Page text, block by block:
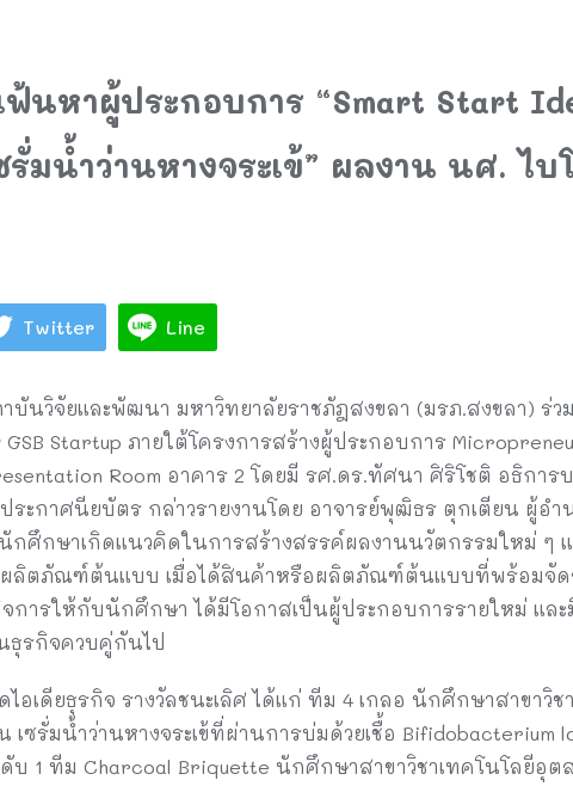
ฟ้นหาผู้ประกอบการ “Smart Start
รั่มน้ำว่านหางจระเข้” ผลงาน นศ. ไบ
Twitter Line
บันวิจัยและพัฒนา มหาวิทยาลัยราชภัฎสงขลา (มรภ.สงขลา) ร่
Startup ภายใต้โครงการสร้างผู้ประกอบการ
Room อาคาร 2 โดยมี รศ.ดร.ทัศนา ศิริโชติ อธิการ
ประกาศนียบัตร กล่าวรายงานโดย อาจารย์พุฒิธร ตุกเตียน ผู้อ
กศึกษาเกิดแนวคิดในการสร้างสรรค์ผลงานนวัตกรรมใหม่ ๆ
ลิตภัณฑ์ต้นแบบ เมื่อได้สินค้าหรือผลิตภัณฑ์ต้นแบบที่พร้อมจัด
ารให้กับนักศึกษา ได้มีโอกาสเป็นผู้ประกอบการรายใหม่ แล
ธุรกิจควบคู่กันไป
อเดียธุรกิจ รางวัลชนะเลิศ ได้แก่ ทีม 4 เกลอ นักศึกษาสาขาวิ
เซรั่มน้ำว่านหางจระเข้ที่ผ่านการบ่มด้วยเชื้อ Bifidobacterium
ดับ 1 ทีม Charcoal Briquette นักศึกษาสาขาวิชาเทคโนโลยีอุ